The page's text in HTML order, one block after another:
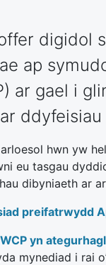
digidol
ap
ar gael i
ddyfeisiau
hwn yw
eu tasgau
dibyniaeth ar
preifatrwydd
yn
mynediad i rai